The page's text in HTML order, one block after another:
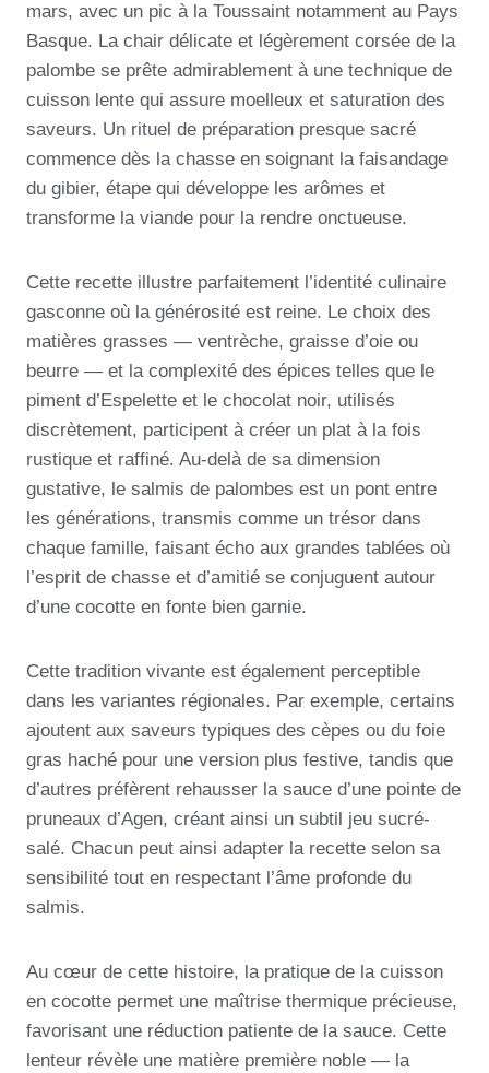
mars, avec un pic à la Toussaint notamment au Pays
Basque. La chair délicate et légèrement corsée de la
palombe se prête admirablement à une technique de
cuisson lente qui assure moelleux et saturation des
saveurs. Un rituel de préparation presque sacré
commence dès la chasse en soignant la faisandage
du gibier, étape qui développe les arômes et
transforme la viande pour la rendre onctueuse.
Cette recette illustre parfaitement l’identité culinaire
gasconne où la générosité est reine. Le choix des
matières grasses — ventrèche, graisse d’oie ou
beurre — et la complexité des épices telles que le
piment d’Espelette et le chocolat noir, utilisés
discrètement, participent à créer un plat à la fois
rustique et raffiné. Au-delà de sa dimension
gustative, le salmis de palombes est un pont entre
les générations, transmis comme un trésor dans
chaque famille, faisant écho aux grandes tablées où
l’esprit de chasse et d’amitié se conjuguent autour
d’une cocotte en fonte bien garnie.
Cette tradition vivante est également perceptible
dans les variantes régionales. Par exemple, certains
ajoutent aux saveurs typiques des cèpes ou du foie
gras haché pour une version plus festive, tandis que
d’autres préfèrent rehausser la sauce d’une pointe de
pruneaux d’Agen, créant ainsi un subtil jeu sucré-
salé. Chacun peut ainsi adapter la recette selon sa
sensibilité tout en respectant l’âme profonde du
salmis.
Au cœur de cette histoire, la pratique de la cuisson
en cocotte permet une maîtrise thermique précieuse,
favorisant une réduction patiente de la sauce. Cette
lenteur révèle une matière première noble — la